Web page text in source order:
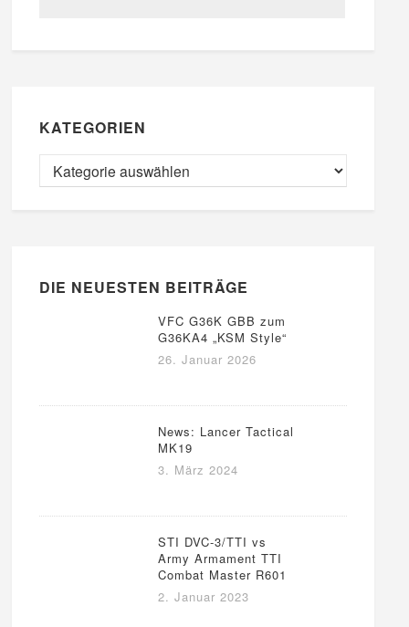
KATEGORIEN
DIE NEUESTEN BEITRÄGE
VFC G36K GBB zum
G36KA4 „KSM Style“
26. Januar 2026
News: Lancer Tactical
MK19
3. März 2024
STI DVC-3/TTI vs
Army Armament TTI
Combat Master R601
2. Januar 2023